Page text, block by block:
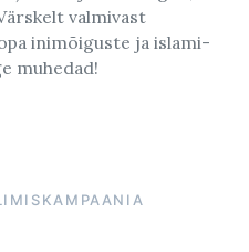
valmivast
inimõiguste ja islami-
muhedad!